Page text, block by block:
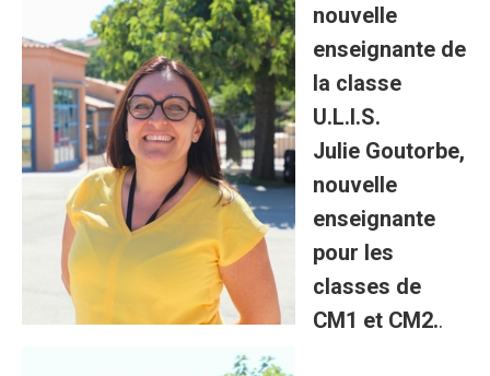
nouvelle
enseignante de
la classe
U.L.I.S.
Julie Goutorbe,
nouvelle
enseignante
pour les
classes de
CM1 et CM2..